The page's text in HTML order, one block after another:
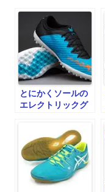
とにかくソールの
エレクトリックグ
張している！